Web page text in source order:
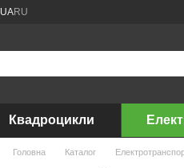
UARU
Квадроцикли
Головна Каталог